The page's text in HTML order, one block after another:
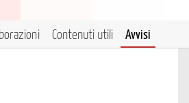
Contenuti utili Avvisi